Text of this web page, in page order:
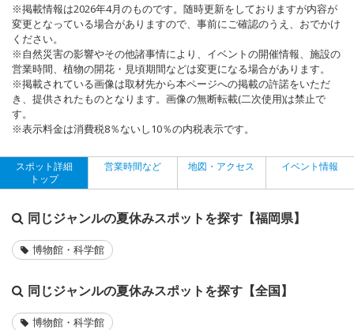
※掲載情報は2026年4月のものです。随時更新をしておりますが内容が
変更となっている場合がありますので、事前にご確認のうえ、おでかけ
ください。
※自然災害の影響やその他諸事情により、イベントの開催情報、施設の
営業時間、植物の開花・見頃期間などは変更になる場合があります。
※掲載されている画像は取材先から本ページへの掲載の許諾をいただ
き、提供されたものとなります。画像の無断転載(二次使用)は禁止で
す。
※表示料金は消費税8％ないし10％の内税表示です。
スポット詳細
トップ
営業時間など 地図・アクセス イベント情報
同じジャンルの夏休みスポットを探す【福岡県】
博物館・科学館
同じジャンルの夏休みスポットを探す【全国】
博物館・科学館